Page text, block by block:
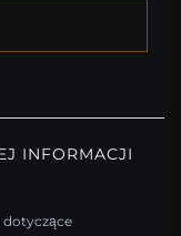
INFORMACJI
dotyczące